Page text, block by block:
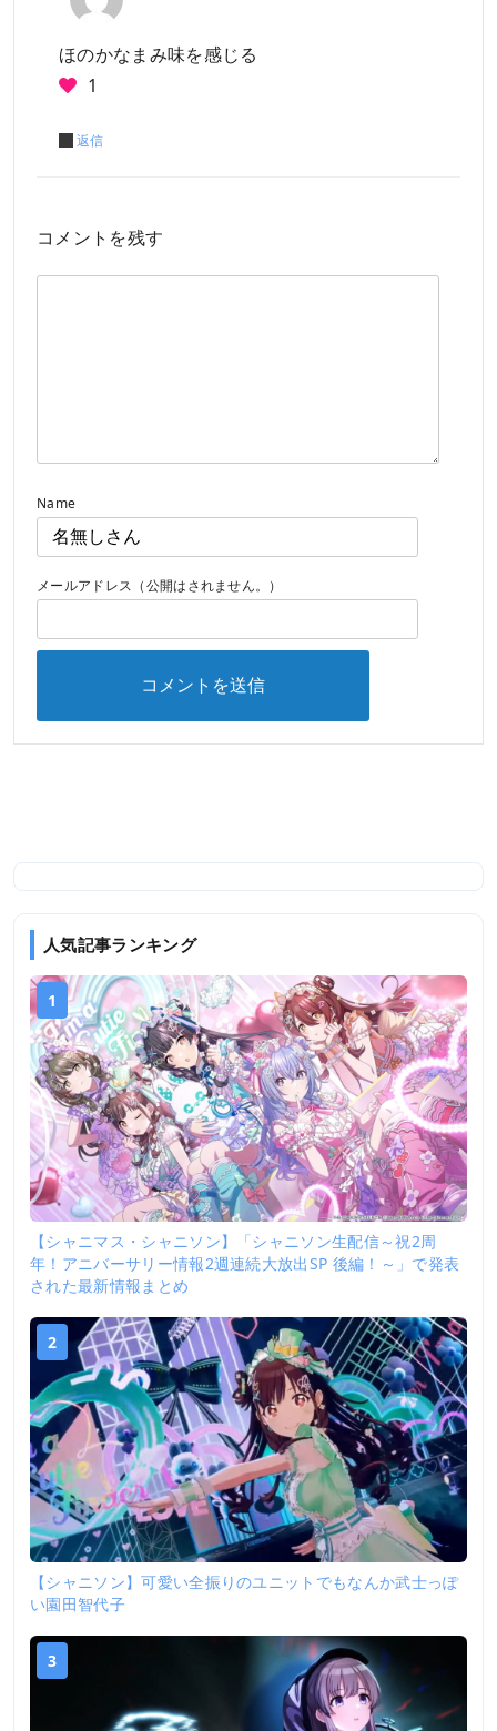
ほのかなまみ味を感じる
1
返信
コメントを残す
Name
メールアドレス（公開はされません。）
人気記事ランキング
1
【シャニマス・シャニソン】「シャニソン生配信～祝2周
年！アニバーサリー情報2週連続大放出SP 後編！～」で発表
された最新情報まとめ
2
【シャニソン】可愛い全振りのユニットでもなんか武士っぽ
い園田智代子
3